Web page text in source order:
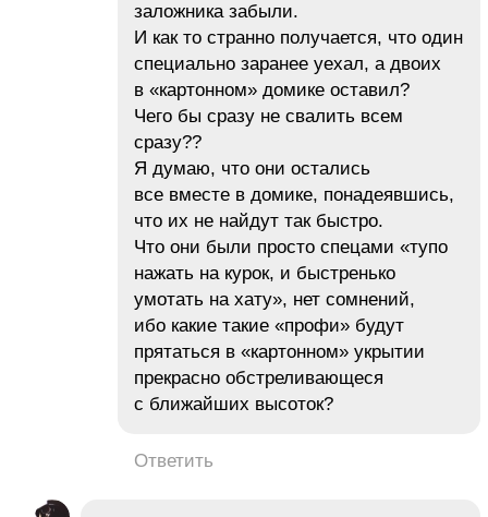
заложника забыли.
И как то странно получается, что один
специально заранее уехал, а двоих
в «картонном» домике оставил?
Чего бы сразу не свалить всем
сразу??
Я думаю, что они остались
все вместе в домике, понадеявшись,
что их не найдут так быстро.
Что они были просто спецами «тупо
нажать на курок, и быстренько
умотать на хату», нет сомнений,
ибо какие такие «профи» будут
прятаться в «картонном» укрытии
прекрасно обстреливающеся
с ближайших высоток?
Ответить